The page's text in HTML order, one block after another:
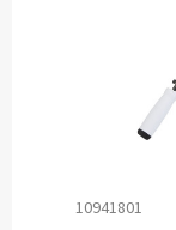
10941801